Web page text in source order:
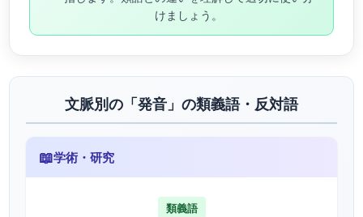
けましょう。
文脈別の「発音」の類義語・反対語
📖学術・研究
類義語